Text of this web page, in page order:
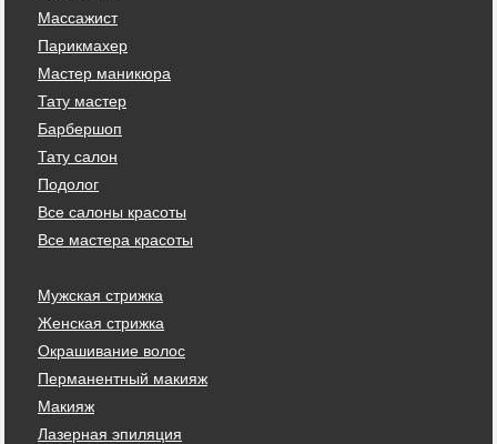
Массажист
Парикмахер
Мастер маникюра
Тату мастер
Барбершоп
Тату салон
Подолог
Все салоны красоты
Все мастера красоты
Мужская стрижка
Женская стрижка
Окрашивание волос
Перманентный макияж
Макияж
Лазерная эпиляция